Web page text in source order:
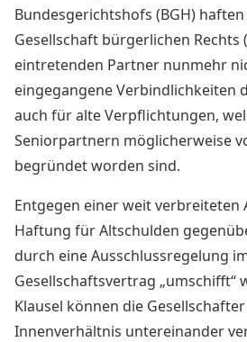
Bundesgerichtshofs (BGH)
Gesellschaft bürgerlichen Rechts
eintretenden Partner nunmehr
eingegangene Verbindlichkeiten
auch für alte Verpflichtungen,
Seniorpartnern möglicherweise
begründet worden sind.
Entgegen einer weit verbreiteten
Haftung für Altschulden
durch eine Ausschlussregelung
Gesellschaftsvertrag „umschifft“
Klausel können die
Innenverhältnis untereinander